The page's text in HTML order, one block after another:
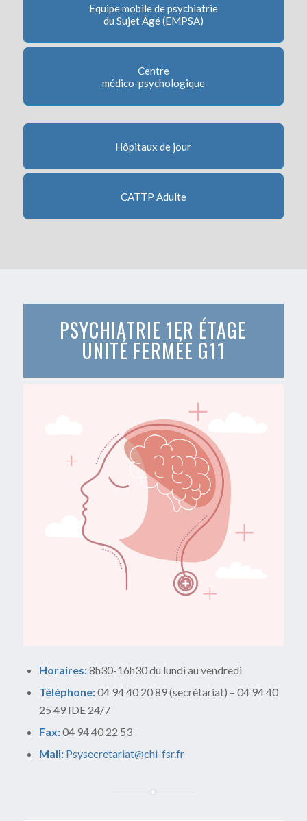
Equipe mobile de psychiatrie
du Sujet Âgé (EMPSA)
Centre
médico-psychologique
Hôpitaux de jour
CATTP Adulte
PSYCHIATRIE 1ER ÉTAGE
UNITÉ FERMÉE G11
Horaires:8h30-16h30 du lundi au vendredi
Téléphone:04 94 40 20 89 (secrétariat) – 04 94 40
25 49 IDE 24/7
Fax:04 94 40 22 53
Mail: Psysecretariat@chi-fsr.fr